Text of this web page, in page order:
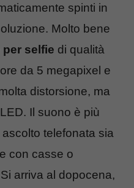
spinti in
Molto bene
selfie di qualità
da 5 megapixel e
distorsione, ma
Il suono è più
telefonata sia
con casse o
arriva al dopocena,